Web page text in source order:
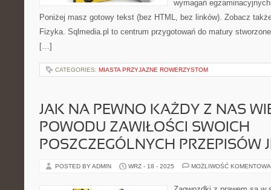
wymagań
Poniżej masz gotowy tekst (bez HTML, bez linków). Zobacz
Fizyka. Sqlmedia.pl to centrum przygotowań do matury
[…]
CATEGORIES: MIASTA PRZYJAZNE ROWERZYSTOM
JAK NA PEWNO KAŻDY Z NAS
POWODU ZAWIŁOŚCI SWOICH
POSZCZEGÓLNYCH PRZEPISÓW
POSTED BY ADMIN WRZ - 18 - 2025 MOŻLIWOŚĆ